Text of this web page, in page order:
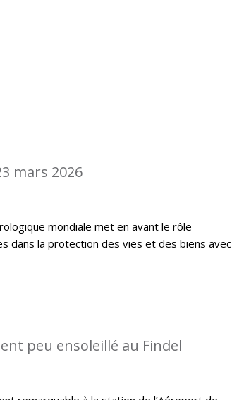
mars 2026
mondiale met en avant le rôle
dans la protection des vies et des biens avec
peu ensoleillé au Findel